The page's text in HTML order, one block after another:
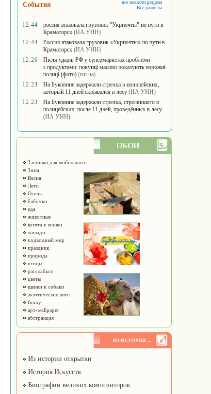
События
все новости раздела
Все разделы
12:44
россия атаковала грузовик "Укрпочты" по пути в
Краматорск (ИА УНН)
12:44
Россия атаковала грузовик «Укрпочты» по пути в
Краматорск (ИА УНН)
12:26
Після ударів РФ у супермаркетах проблеми
з продуктами: покупці масово показують порожні
полиці (фото) (tsn.ua)
12:23
На Буковине задержали стрелка в полицейских,
который 11 дней скрывался в лесу (ИА УНН)
12:23
На Буковине задержали стрелка, стрелявшего в
полицейских, после 11 дней, проведённых в лесу
(ИА УНН)
ОБОИ
Заставки для мобильного
Зима
Весна
Лето
Осень
бабочки
еда
животные
котята и кошки
лошади
подводный мир
праздник
природа
птицы
расслабься
цветы
щенки и собаки
экзотические авто
funny
арт-wallpaper
абстракция
ИЗ ИСТОРИИ ...
Из истории открытки
История Искусств
Биографии великих композиторов